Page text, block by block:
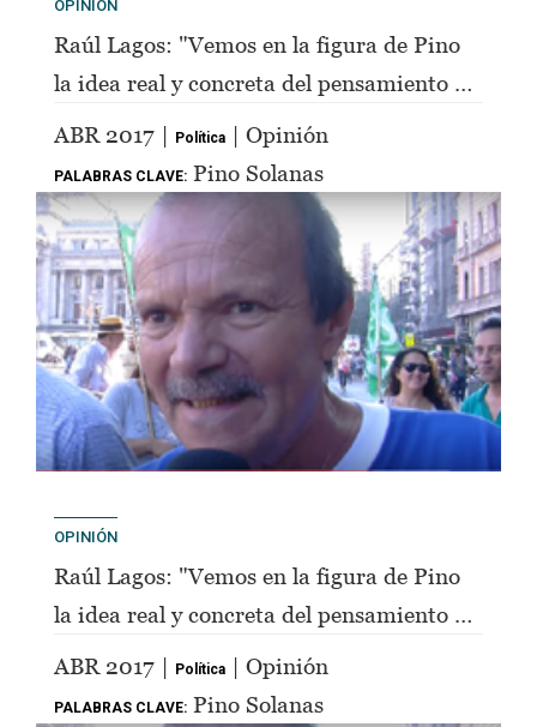
OPINIÓN
Raúl Lagos: "Vemos en la figura de Pino
la idea real y concreta del pensamiento de
ABR 2017 | Política | Opinión
PALABRAS CLAVE: Pino Solanas
OPINIÓN
Raúl Lagos: "Vemos en la figura de Pino
la idea real y concreta del pensamiento de
Perón"
ABR 2017 | Política | Opinión
PALABRAS CLAVE: Pino Solanas